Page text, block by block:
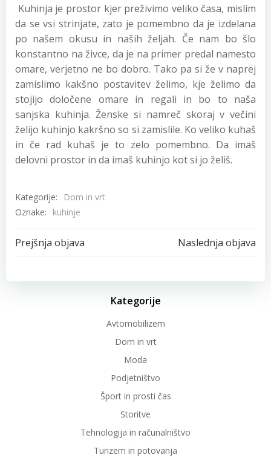
Kuhinja je prostor kjer preživimo veliko časa, mislim
da se vsi strinjate, zato je pomembno da je izdelana
po našem okusu in naših željah. Če nam bo šlo
konstantno na živce, da je na primer predal namesto
omare, verjetno ne bo dobro. Tako pa si že v naprej
zamislimo kakšno postavitev želimo, kje želimo da
stojijo določene omare in regali in bo to naša
sanjska kuhinja. Ženske si namreč skoraj v večini
želijo kuhinjo kakršno so si zamislile. Ko veliko kuhaš
in če rad kuhaš je to zelo pomembno. Da imaš
delovni prostor in da imaš kuhinjo kot si jo želiš.
Kategorije:
Dom in vrt
Oznake:
kuhinje
Post
navigation
Prejšnja objava
Post
navigation
Naslednja objava
Kategorije
Avtomobilizem
Dom in vrt
Moda
Podjetništvo
Šport in prosti čas
Storitve
Tehnologija in računalništvo
Turizem in potovanja